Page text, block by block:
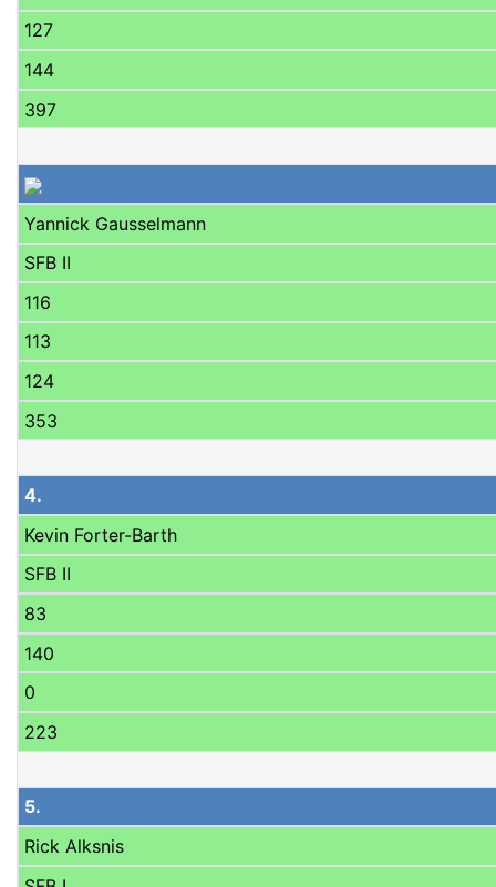
127
144
397
Yannick Gausselmann
SFB II
116
113
124
353
4.
Kevin Forter-Barth
SFB II
83
140
0
223
5.
Rick Alksnis